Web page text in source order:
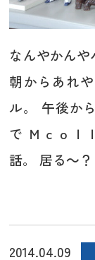
なんやかんや
朝からあれ
ル。 午後か
で Ｍｃｏｌ
話。 居る～
2014.04.09